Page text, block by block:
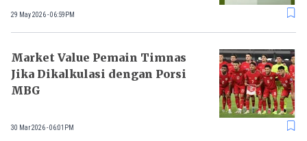
29 May 2026 - 06:59PM
Market Value Pemain Timnas
Jika Dikalkulasi dengan Porsi
MBG
30 Mar 2026 - 06:01PM